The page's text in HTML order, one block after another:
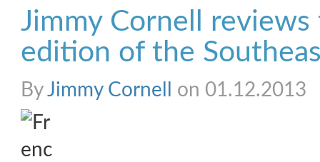
Jimmy Cornell
edition of the
ByJimmy Cornell on 01.12.2013